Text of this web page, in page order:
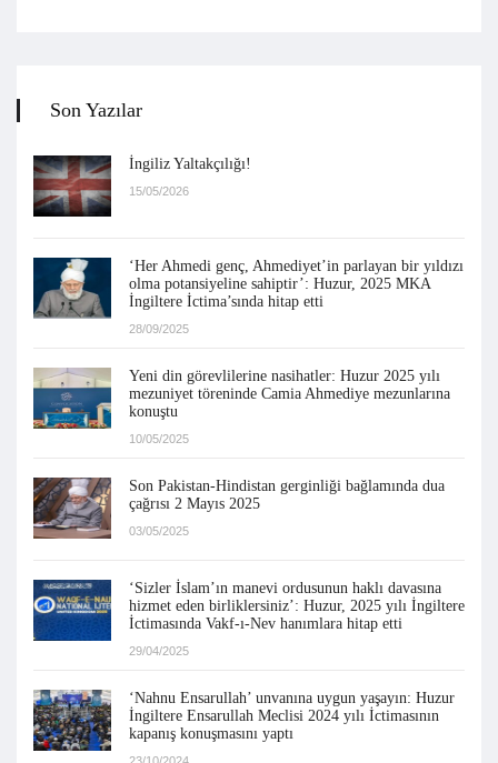
Son Yazılar
İngiliz Yaltakçılığı!
15/05/2026
‘Her Ahmedi genç, Ahmediyet’in parlayan bir yıldızı
olma potansiyeline sahiptir’: Huzur, 2025 MKA
İngiltere İctima’sında hitap etti
28/09/2025
Yeni din görevlilerine nasihatler: Huzur 2025 yılı
mezuniyet töreninde Camia Ahmediye mezunlarına
konuştu
10/05/2025
Son Pakistan-Hindistan gerginliği bağlamında dua
çağrısı 2 Mayıs 2025
03/05/2025
‘Sizler İslam’ın manevi ordusunun haklı davasına
hizmet eden birliklersiniz’: Huzur, 2025 yılı İngiltere
İctimasında Vakf-ı-Nev hanımlara hitap etti
29/04/2025
‘Nahnu Ensarullah’ unvanına uygun yaşayın: Huzur
İngiltere Ensarullah Meclisi 2024 yılı İctimasının
kapanış konuşmasını yaptı